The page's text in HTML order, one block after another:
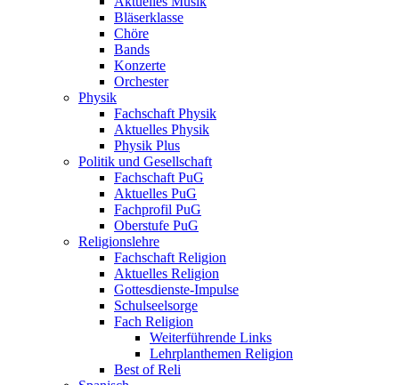
Bläserklasse
Chöre
Bands
Konzerte
Orchester
Physik
Fachschaft Physik
Aktuelles Physik
Physik Plus
Politik und Gesellschaft
Fachschaft PuG
Aktuelles PuG
Fachprofil PuG
Oberstufe PuG
Religionslehre
Fachschaft Religion
Aktuelles Religion
Gottesdienste-Impulse
Schulseelsorge
Fach Religion
Weiterführende Links
Lehrplanthemen Religion
Best of Reli